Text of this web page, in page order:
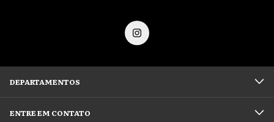
DEPARTAMENTOS
ENTRE EM CONTATO